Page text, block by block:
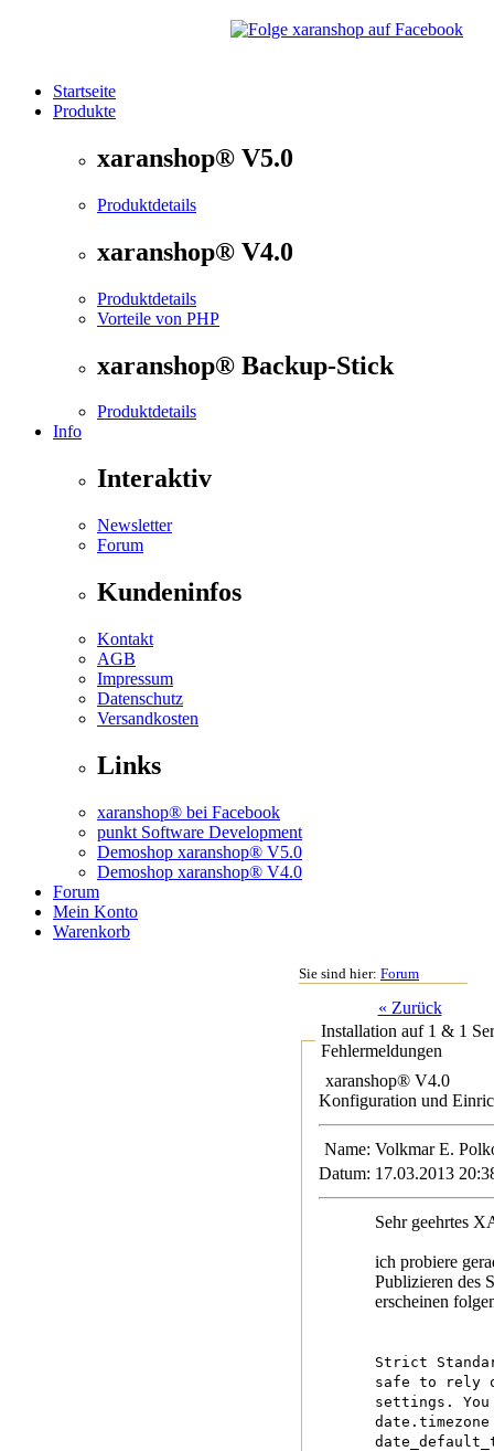
Startseite
Produkte
xaranshop® V5.0
Produktdetails
xaranshop® V4.0
Produktdetails
Vorteile von PHP
xaranshop® Backup-Stick
Produktdetails
Info
Interaktiv
Newsletter
Forum
Kundeninfos
Kontakt
AGB
Impressum
Datenschutz
Versandkosten
Links
xaranshop® bei Facebook
punkt Software Development
Demoshop xaranshop® V5.0
Demoshop xaranshop® V4.0
Forum
Mein Konto
Warenkorb
Sie sind hier: Forum
« Zurück
Installation auf 1 & 1
Fehlermeldungen
xaranshop® V4.0
Konfiguration und
Name: Volkmar E.
Datum: 17.03.2013
Sehr geehrtes
ich probiere
Publizieren des
erscheinen
Strict
safe to rely
settings.